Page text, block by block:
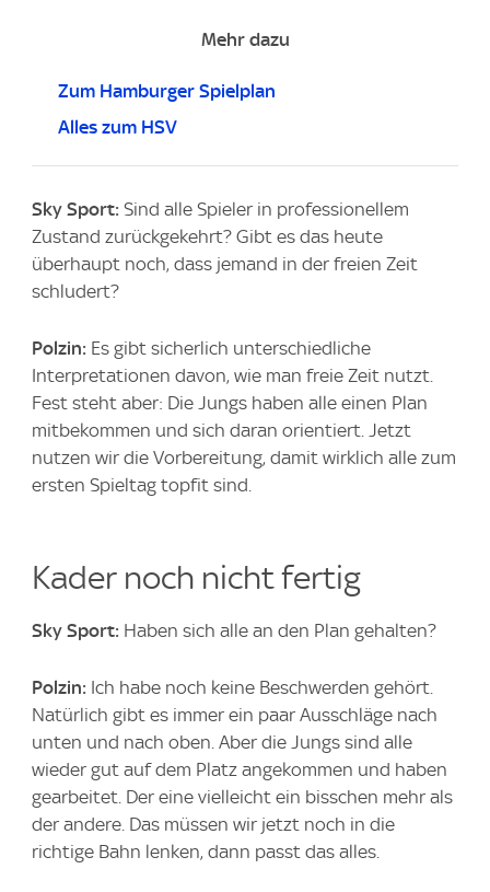
Mehr dazu
Zum Hamburger Spielplan
Alles zum HSV
Sky Sport: Sind alle Spieler in professionellem
Zustand zurückgekehrt? Gibt es das heute
überhaupt noch, dass jemand in der freien Zeit
schludert?
Polzin: Es gibt sicherlich unterschiedliche
Interpretationen davon, wie man freie Zeit nutzt.
Fest steht aber: Die Jungs haben alle einen Plan
mitbekommen und sich daran orientiert. Jetzt
nutzen wir die Vorbereitung, damit wirklich alle zum
ersten Spieltag topfit sind.
Kader noch nicht fertig
Sky Sport: Haben sich alle an den Plan gehalten?
Polzin: Ich habe noch keine Beschwerden gehört.
Natürlich gibt es immer ein paar Ausschläge nach
unten und nach oben. Aber die Jungs sind alle
wieder gut auf dem Platz angekommen und haben
gearbeitet. Der eine vielleicht ein bisschen mehr als
der andere. Das müssen wir jetzt noch in die
richtige Bahn lenken, dann passt das alles.